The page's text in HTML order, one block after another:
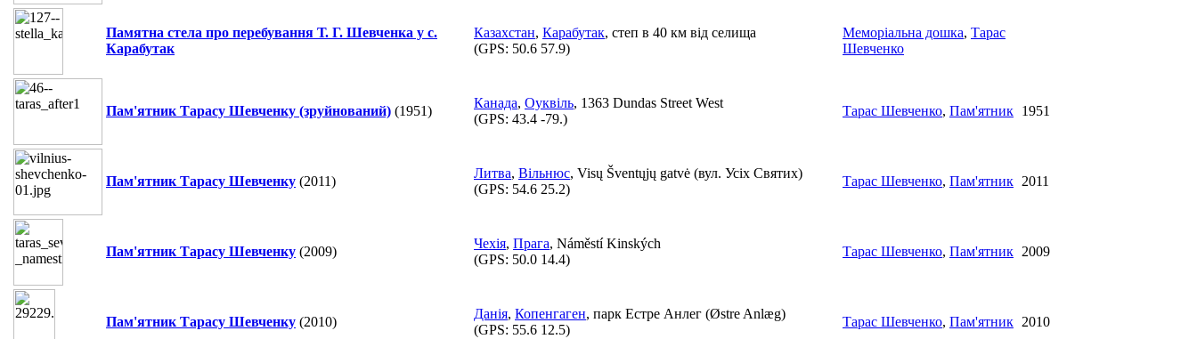
Памятна стела про перебування Т. Г. Шевченка у с.
Карабутак
Казахстан, Карабутак, степ в 40 км від селища
(GPS: 50.6 57.9)
Меморіальна дошка, Тарас
Шевченко
Пам'ятник Тарасу Шевченку (зруйнований) (1951)
Канада, Оуквіль, 1363 Dundas Street West
(GPS: 43.4 -79.)
Тарас Шевченко, Пам'ятник 1951
Пам'ятник Тарасу Шевченку (2011)
Литва, Вільнюс, Visų Šventųjų gatvė (вул. Усіх Святих)
(GPS: 54.6 25.2)
Тарас Шевченко, Пам'ятник 2011
Пам'ятник Тарасу Шевченку (2009)
Чехія, Прага, Náměstí Kinských
(GPS: 50.0 14.4)
Тарас Шевченко, Пам'ятник 2009
Пам'ятник Тарасу Шевченку (2010)
Данія, Копенгаген, парк Естре Анлег (Østre Anlæg)
(GPS: 55.6 12.5)
Тарас Шевченко, Пам'ятник 2010